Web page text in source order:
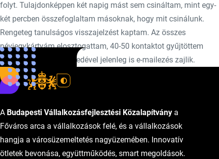
folyt. Tulajdonképpen két napig mást sem csináltam, mint egy-
két percben összefoglaltam másoknak, hogy mit csinálunk.
Rengeteg tanulságos visszajelzést kaptam. Az összes
névjegykártyám elosztogattam, 40-50 kontaktot gyűjtöttem
össze, ezeknek a negyedével jelenleg is e-mailezés zajlik.
A Budapesti Vállalkozásfejlesztési Közalapítvány a
Főváros arca a vállalkozások felé, és a vállalkozások
hangja a városüzemeltetés nagyüzemében. Innovatív
ötletek bevonása, együttműködés, smart megoldások.